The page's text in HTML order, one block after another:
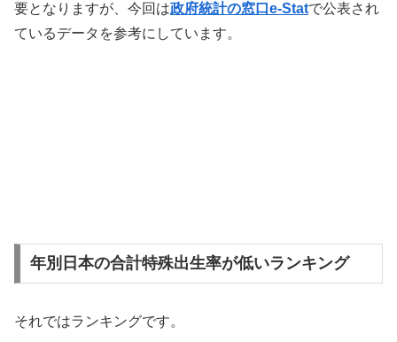
要となりますが、今回は政府統計の窓口e-Statで公表され
ているデータを参考にしています。
年別日本の合計特殊出生率が低いランキング
それではランキングです。